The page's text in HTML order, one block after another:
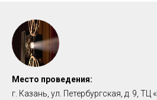
Место проведения:
г. Казань, ул. Петербургская, д. 9, ТЦ